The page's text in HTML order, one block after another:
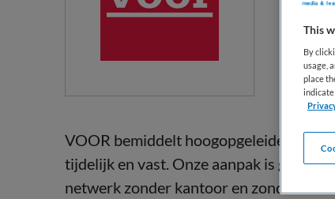
VOOR bemiddelt hoogopgeleide staf,
tijdelijk en vast. Onze aanpak is
netwerk zonder kantoor en zonder
This
By
usage,
place
indicate